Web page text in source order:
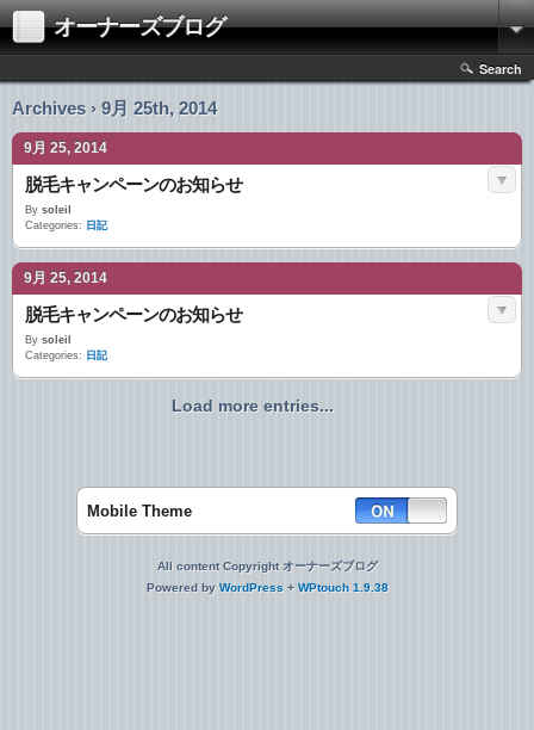
オーナーズブログ
Search
Archives › 9月 25th, 2014
9月 25, 2014
脱毛キャンペーンのお知らせ
By soleil
Categories: 日記
9月 25, 2014
脱毛キャンペーンのお知らせ
By soleil
Categories: 日記
Load more entries...
Mobile Theme
All content Copyright オーナーズブログ
Powered by WordPress + WPtouch 1.9.38